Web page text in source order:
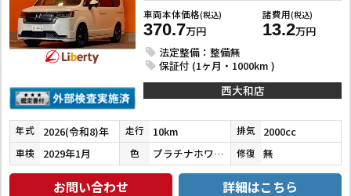
車両本体価格(税込)
370.7万円
諸費用(税込)
13.2万円
法定整備：整備無
保証付 (1ヶ月・1000km )
西大和店
年式 2026(令和8)年 走行 10km 排気 2000cc
車検 2029年1月 色 プラチナホワイトパール 修復 無
お問い合わせ 詳細はこちら